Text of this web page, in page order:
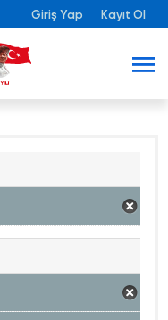
Giriş Yap Kayıt Ol